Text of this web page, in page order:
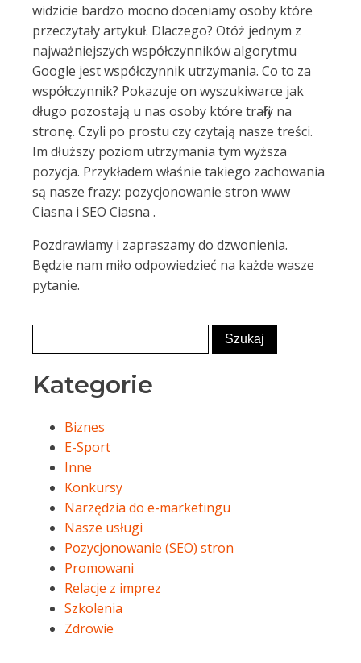
widzicie bardzo mocno doceniamy osoby które
przeczytały artykuł. Dlaczego? Otóż jednym z
najważniejszych współczynników algorytmu
Google jest współczynnik utrzymania. Co to za
współczynnik? Pokazuje on wyszukiwarce jak
długo pozostają u nas osoby które trafiły na
stronę. Czyli po prostu czy czytają nasze treści.
Im dłuższy poziom utrzymania tym wyższa
pozycja. Przykładem właśnie takiego zachowania
są nasze frazy: pozycjonowanie stron www
Ciasna i SEO Ciasna .
Pozdrawiamy i zapraszamy do dzwonienia.
Będzie nam miło odpowiedzieć na każde wasze
pytanie.
Kategorie
Biznes
E-Sport
Inne
Konkursy
Narzędzia do e-marketingu
Nasze usługi
Pozycjonowanie (SEO) stron
Promowani
Relacje z imprez
Szkolenia
Zdrowie